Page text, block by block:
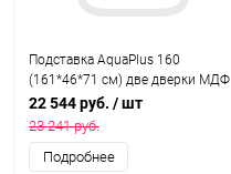
Подставка AquaPlus 160
(161*46*71 см) две дверки МДФ
со стеклами, орех , собранная,
подходит для модели
аквариума LUX П540
22 544 руб. / шт
23 241 руб.
Подробнее